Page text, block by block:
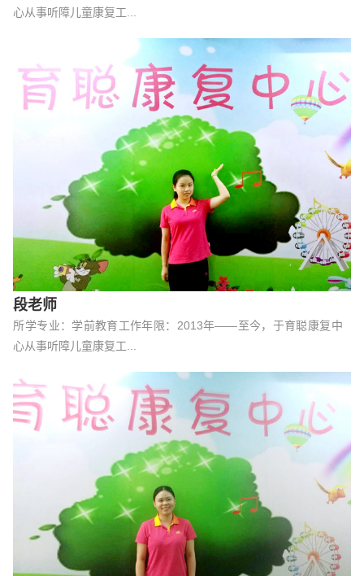
心从事听障儿童康复工...
段老师
所学专业：学前教育工作年限：2013年——至今，于育聪康复中
心从事听障儿童康复工...